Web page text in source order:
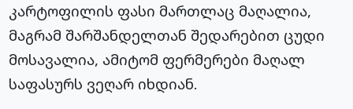
კარტოფილის ფასი მართლაც მაღალია,
მაგრამ შარშანდელთან შედარებით ცუდი
მოსავალია, ამიტომ ფერმერები მაღალ
საფასურს ვეღარ იხდიან.